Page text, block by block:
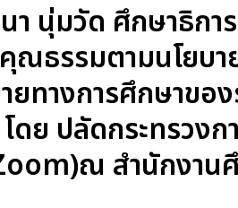
นุ่มวัด ศึกษาธิกา
ธรรมตามนโยบา
ทางการศึกษาขอ
ย ปลัดกระทรวงก
ณ สำนักงาน